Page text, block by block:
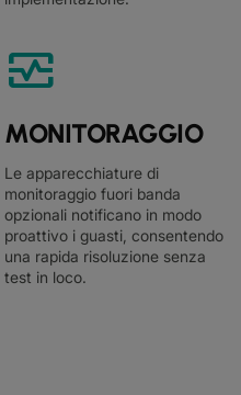
monitor_heart
MONITORAGGIO
Le apparecchiature di
monitoraggio fuori banda
opzionali notificano in modo
proattivo i guasti, consentendo
una rapida risoluzione senza
test in loco.